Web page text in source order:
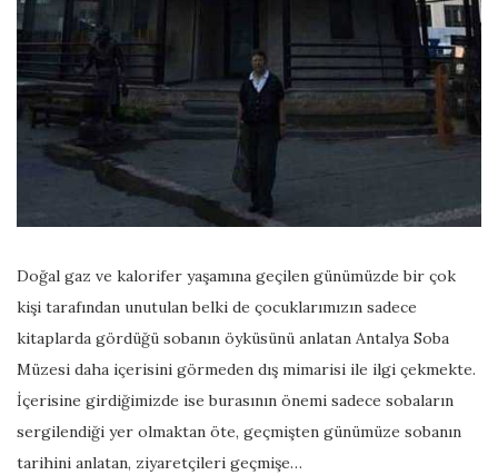
Doğal gaz ve kalorifer yaşamına geçilen günümüzde bir çok
kişi tarafından unutulan belki de çocuklarımızın sadece
kitaplarda gördüğü sobanın öyküsünü anlatan Antalya Soba
Müzesi daha içerisini görmeden dış mimarisi ile ilgi çekmekte.
İçerisine girdiğimizde ise burasının önemi sadece sobaların
sergilendiği yer olmaktan öte, geçmişten günümüze sobanın
tarihini anlatan, ziyaretçileri geçmişe…